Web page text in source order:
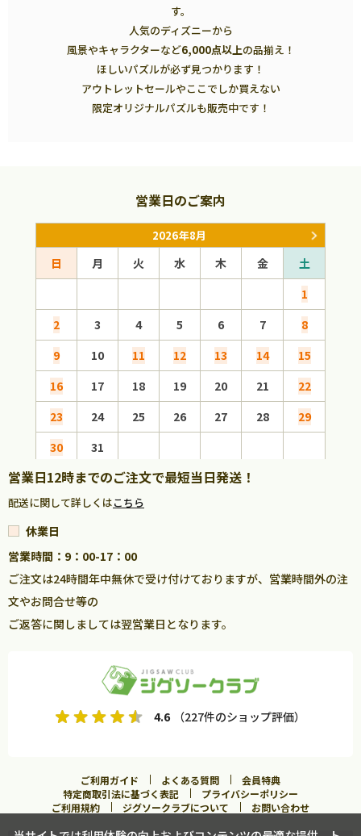
す。
人気のディズニーから
風景やキャラクターなど6,000点以上の品揃え！
ほしいパズルが必ず見つかります！
アウトレットセールやここでしか買えない
限定オリジナルパズルも販売中です！
営業日のご案内
2026年8月
日 月 火 水 木 金
土
1
2
3 4 5 6 7
8
9
10 11 12 13 14
15
16
17 18 19 20 21
22
23
24 25 26 27 28
29
30
31
営業日12時までのご注文で最短当日発送！
配送に関して詳しくはこちら
休業日
営業時間：9：00-17：00
ご注文は24時間年中無休で受け付けておりますが、営業時間外の注
文やお問合せ等の
ご返答に関しましては翌営業日となります。
4.6 （227件のショップ評価）
ご利用ガイド よくある質問
会員特典
特定商取引法に基づく表記
プライバシーポリシー
ご利用規約
ジグソークラブについて お問い合わせ